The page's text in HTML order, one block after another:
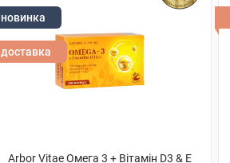
новинка
доставка
Arbor Vitae Омега 3 + Вітамін D3 & Е